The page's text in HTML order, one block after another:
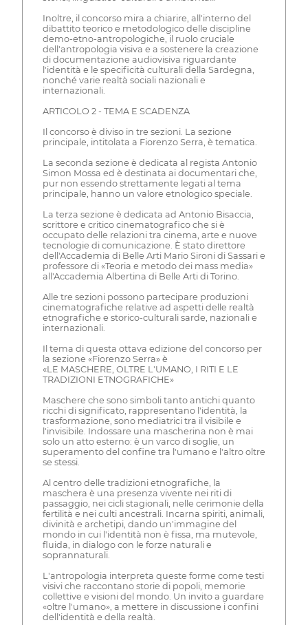
Inoltre, il concorso mira a chiarire, all'interno del
dibattito teorico e metodologico delle discipline
demo-etno-antropologiche, il ruolo cruciale
dell'antropologia visiva e a sostenere la creazione
di documentazione audiovisiva riguardante
l'identità e le specificità culturali della Sardegna,
nonché varie realtà sociali nazionali e
internazionali.
ARTICOLO 2 - TEMA E SCADENZA
Il concorso è diviso in tre sezioni. La sezione
principale, intitolata a Fiorenzo Serra, è tematica.
La seconda sezione è dedicata al regista Antonio
Simon Mossa ed è destinata ai documentari che,
pur non essendo strettamente legati al tema
principale, hanno un valore etnologico speciale.
La terza sezione è dedicata ad Antonio Bisaccia,
scrittore e critico cinematografico che si è
occupato delle relazioni tra cinema, arte e nuove
tecnologie di comunicazione. È stato direttore
dell'Accademia di Belle Arti Mario Sironi di Sassari e
professore di «Teoria e metodo dei mass media»
all'Accademia Albertina di Belle Arti di Torino.
Alle tre sezioni possono partecipare produzioni
cinematografiche relative ad aspetti delle realtà
etnografiche e storico-culturali sarde, nazionali e
internazionali.
Il tema di questa ottava edizione del concorso per
la sezione «Fiorenzo Serra» è
«LE MASCHERE, OLTRE L'UMANO, I RITI E LE
TRADIZIONI ETNOGRAFICHE»
Maschere che sono simboli tanto antichi quanto
ricchi di significato, rappresentano l'identità, la
trasformazione, sono mediatrici tra il visibile e
l'invisibile. Indossare una mascherina non è mai
solo un atto esterno: è un varco di soglie, un
superamento del confine tra l'umano e l'altro oltre
se stessi.
Al centro delle tradizioni etnografiche, la
maschera è una presenza vivente nei riti di
passaggio, nei cicli stagionali, nelle cerimonie della
fertilità e nei culti ancestrali. Incarna spiriti, animali,
divinità e archetipi, dando un'immagine del
mondo in cui l'identità non è fissa, ma mutevole,
fluida, in dialogo con le forze naturali e
soprannaturali.
L'antropologia interpreta queste forme come testi
visivi che raccontano storie di popoli, memorie
collettive e visioni del mondo. Un invito a guardare
«oltre l'umano», a mettere in discussione i confini
dell'identità e della realtà.